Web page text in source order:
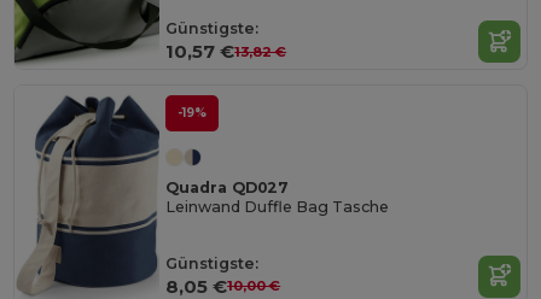
Günstigste:
10,57 €13,82 €
-19%
Quadra QD027
Leinwand Duffle Bag Tasche
Günstigste:
8,05 €10,00 €